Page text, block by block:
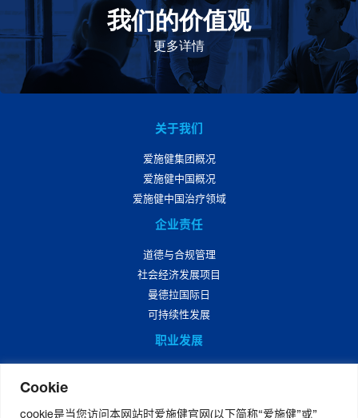
Cookie
cookie是当您访问本网站时爱施健官网(以下简称“爱施健”或”
我们的价值观
更多详情
我们的价值观是爱施健存立和发展的基石。集团上下以
此为指引，为实现集团目标而共同奋斗。
关于我们
爱施健集团概况
爱施健中国概况
爱施健中国治疗领域
企业责任
道德与合规管理
社会经济发展项目
曼德拉国际日
可持续性发展
职业发展